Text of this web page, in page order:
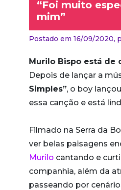
“Foi muito
mim”
Postado em 16/09/2020,
Murilo Bispo está de
Depois de lançar a
Simples”, o boy
essa canção e está
Filmado na Serra da
ver belas paisagens
Murilo cantando e
companhia, além da
passeando por